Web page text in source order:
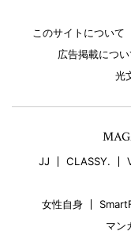
このサイトについて
広告掲載につい
光
JJ CLASSY.
女性自身
マン